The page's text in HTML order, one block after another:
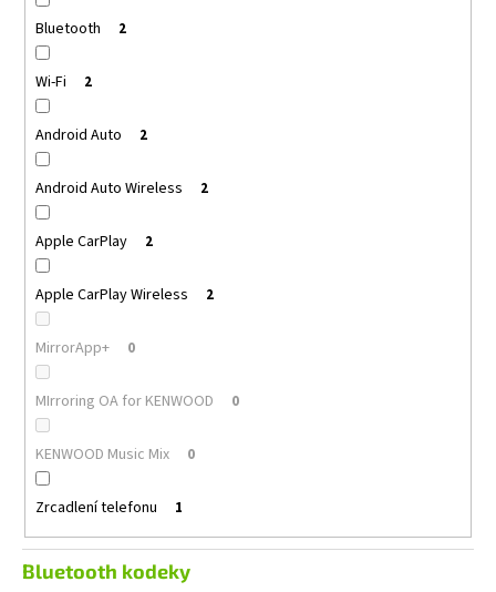
Bluetooth 2
Wi-Fi 2
Android Auto 2
Android Auto Wireless 2
Apple CarPlay 2
Apple CarPlay Wireless 2
MirrorApp+ 0
MIrroring OA for KENWOOD 0
KENWOOD Music Mix 0
Zrcadlení telefonu 1
Bluetooth kodeky